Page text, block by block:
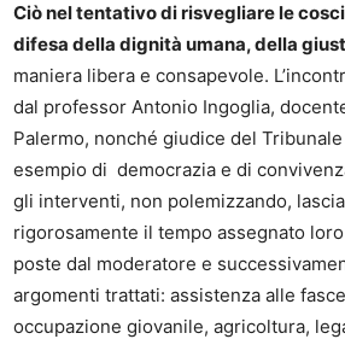
Ciò nel tentativo di risvegliare le
difesa della dignità umana, della
maniera libera e consapevole.
dal professor Antonio Ingoglia,
Palermo, nonché giudice del
esempio di democrazia e di
gli interventi, non polemizzando,
rigorosamente il tempo assegnato
poste dal moderatore e
argomenti trattati: assistenza alle
occupazione giovanile, agricoltura,